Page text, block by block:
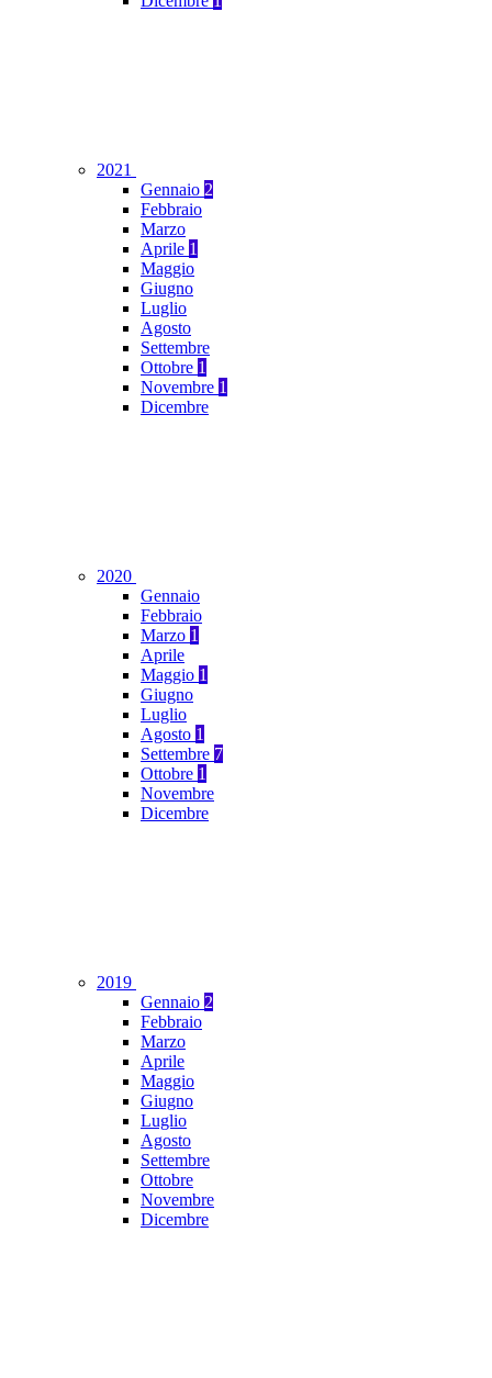
2021
Gennaio 2
Febbraio
Marzo
Aprile 1
Maggio
Giugno
Luglio
Agosto
Settembre
Ottobre 1
Novembre 1
Dicembre
2020
Gennaio
Febbraio
Marzo 1
Aprile
Maggio 1
Giugno
Luglio
Agosto 1
Settembre 7
Ottobre 1
Novembre
Dicembre
2019
Gennaio 2
Febbraio
Marzo
Aprile
Maggio
Giugno
Luglio
Agosto
Settembre
Ottobre
Novembre
Dicembre